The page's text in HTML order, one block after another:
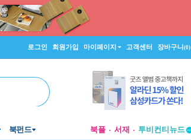
로그인 회원가입 마이페이지 고객센터 장바구니(0)
북펀드 북플 서재
투비컨티뉴드